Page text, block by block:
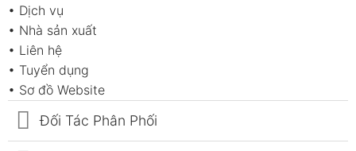
• Dịch vụ
• Nhà sản xuất
• Liên hệ
• Tuyển dụng
• Sơ đồ Website
Đối Tác Phân Phối